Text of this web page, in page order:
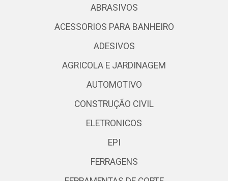
ABRASIVOS
ACESSORIOS PARA BANHEIRO
ADESIVOS
AGRICOLA E JARDINAGEM
AUTOMOTIVO
CONSTRUÇÃO CIVIL
ELETRONICOS
EPI
FERRAGENS